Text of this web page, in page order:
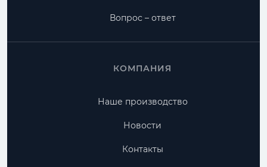
Вопрос – ответ
КОМПАНИЯ
Наше производство
Новости
Контакты